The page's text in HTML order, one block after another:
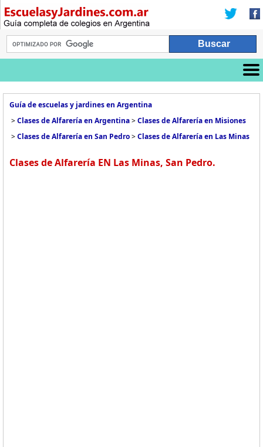
Guía de escuelas y jardines en Argentina
>Clases de Alfarería en Argentina>Clases de Alfarería en Misiones
>Clases de Alfarería en San Pedro>Clases de Alfarería en Las Minas
Clases de Alfarería EN Las Minas, San Pedro.